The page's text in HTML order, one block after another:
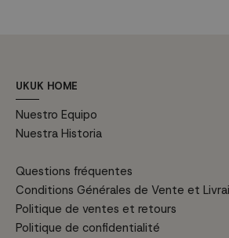
UKUK HOME
Nuestro Equipo
Nuestra Historia
Questions fréquentes
Conditions Générales de Vente et
Politique de ventes et retours
Politique de confidentialité